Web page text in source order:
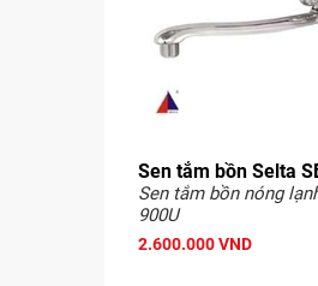
Sen tắm bồn Selta
Sen tắm bồn nóng
900U
2.600.000 VND